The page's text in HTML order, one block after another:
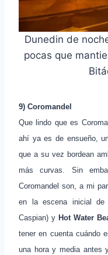
Dunedin de
pocas que
9) Coromandel
Que lindo que es
ahí ya es de ensueño,
que a su vez bordean
más curvas. Sin
Coromandel son, a mi
en la escena inicial de
Caspian) y Hot Water
tener en cuenta cuándo
una hora y media antes